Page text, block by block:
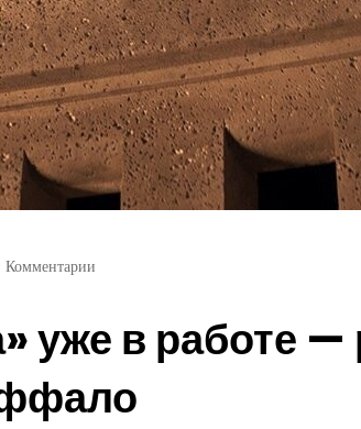
уже в работе —